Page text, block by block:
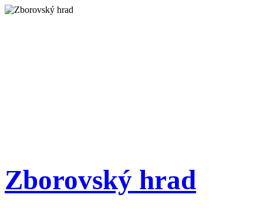
Zborovský hrad